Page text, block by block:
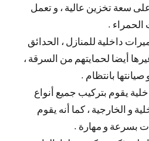
سعة تخزين عالية ، و تعمل
الحمراء .
داخلية للمنازل ، الحدائق
أيضا لحمايتهم من السرقة ،
صيانتها بانتظام .
يقوم بتركيب جميع أنواع
و الخارجية ، كما أنه يقوم
بسرعة و مهارة .